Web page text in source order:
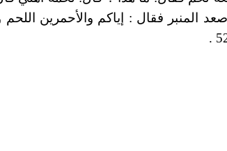
المنبر فقال : إياكم والأحمرين
.